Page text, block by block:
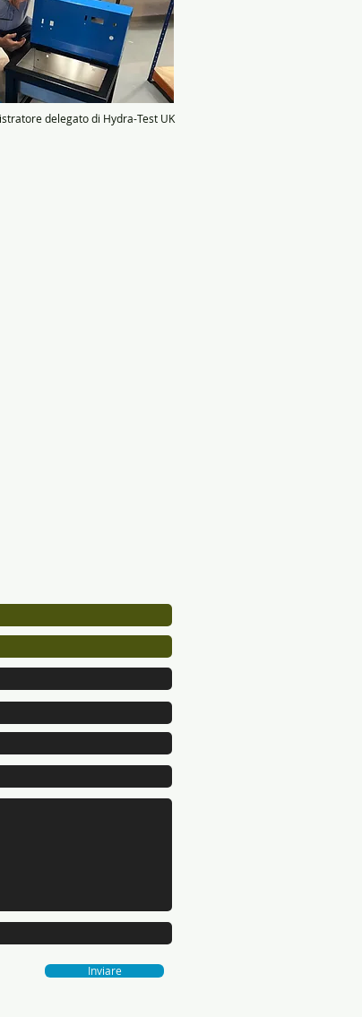
delegato di Hydra-Test UK
Inviare